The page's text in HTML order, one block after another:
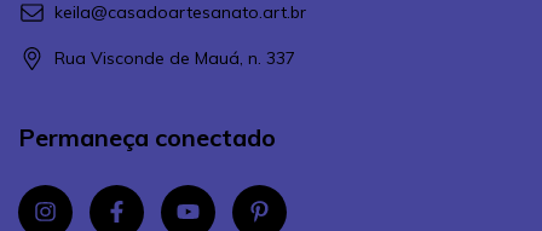
keila@casadoartesanato.art.br
Rua Visconde de Mauá, n. 337
Permaneça conectado